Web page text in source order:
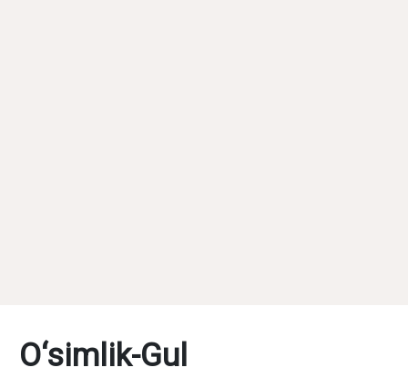
O‘simlik-Gul